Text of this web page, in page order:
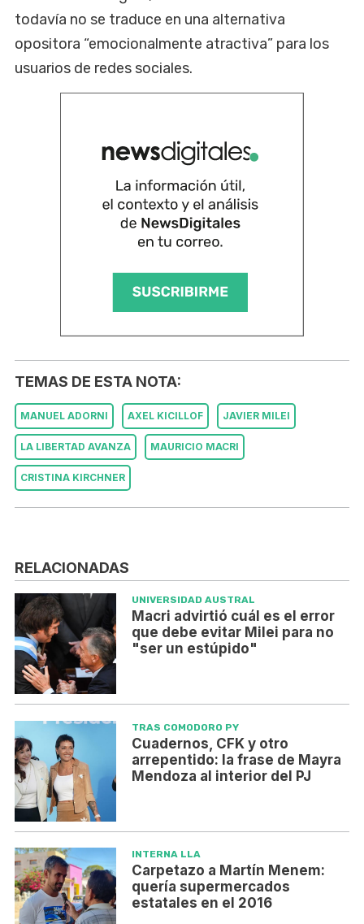
todavía no se traduce en una alternativa
opositora “emocionalmente atractiva” para los
usuarios de redes sociales.
TEMAS DE ESTA NOTA:
MANUEL ADORNI AXEL KICILLOF JAVIER MILEI
LA LIBERTAD AVANZA MAURICIO MACRI
CRISTINA KIRCHNER
RELACIONADAS
UNIVERSIDAD AUSTRAL
Macri advirtió cuál es el error
que debe evitar Milei para no
"ser un estúpido"
TRAS COMODORO PY
Cuadernos, CFK y otro
arrepentido: la frase de Mayra
Mendoza al interior del PJ
INTERNA LLA
Carpetazo a Martín Menem:
quería supermercados
estatales en el 2016